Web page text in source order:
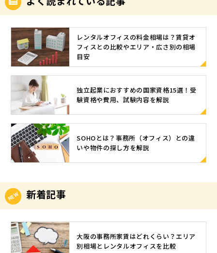
レンタルオフィスの料金相場は？賃貸オ
フィスとの比較やエリア・広さ別の相場
目安
独立起業におすすめの国家資格15選！受
験資格や費用、試験内容を解説
SOHOとは？事務所（オフィス）との違
いや物件の探し方を解説
新着記事
大阪の事務所家賃はどれくらい？エリア
別相場とレンタルオフィスを比較